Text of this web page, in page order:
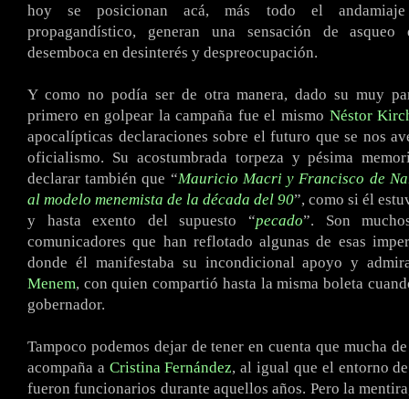
hoy se posicionan acá, más todo el
propagandístico, generan una sensación de
desemboca en desinterés y despreocupación.
Y como no podía ser de otra manera, dado su muy
primero en golpear la campaña fue el mismo Néstor
apocalípticas declaraciones sobre el futuro que se nos
oficialismo. Su acostumbrada torpeza y pésima
declarar también que “Mauricio Macri y Francisco de
al modelo menemista de la década del 90”, como si él
y hasta exento del supuesto “pecado”. Son
comunicadores que han reflotado algunas de esas
donde él manifestaba su incondicional apoyo y
Menem, con quien compartió hasta la misma boleta
gobernador.
Tampoco podemos dejar de tener en cuenta que mucha
acompaña a Cristina Fernández, al igual que el entorno
fueron funcionarios durante aquellos años. Pero la